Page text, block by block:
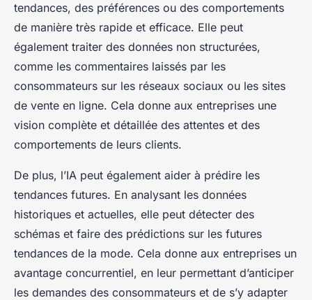
tendances, des préférences ou des comportements
de manière très rapide et efficace. Elle peut
également traiter des données non structurées,
comme les commentaires laissés par les
consommateurs sur les réseaux sociaux ou les sites
de vente en ligne. Cela donne aux entreprises une
vision complète et détaillée des attentes et des
comportements de leurs clients.
De plus, l’IA peut également aider à prédire les
tendances futures. En analysant les données
historiques et actuelles, elle peut détecter des
schémas et faire des prédictions sur les futures
tendances de la mode. Cela donne aux entreprises un
avantage concurrentiel, en leur permettant d’anticiper
les demandes des consommateurs et de s’y adapter